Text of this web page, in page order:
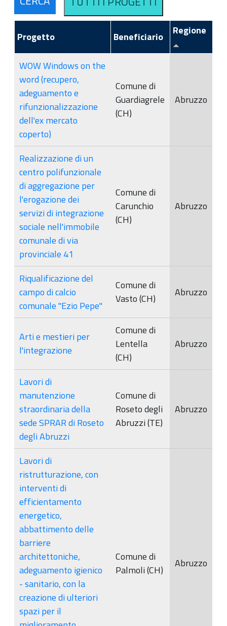
Progetto Beneficiario Regione
WOW Windows on the
word (recupero,
adeguamento e
rifunzionalizzazione
dell'ex mercato
coperto)
Comune di
Guardiagrele
(CH)
Abruzzo
Realizzazione di un
centro polifunzionale
di aggregazione per
l'erogazione dei
servizi di integrazione
sociale nell'immobile
comunale di via
provinciale 41
Comune di
Carunchio
(CH)
Abruzzo
Riqualificazione del
campo di calcio
comunale "Ezio Pepe"
Comune di
Vasto (CH)
Abruzzo
Arti e mestieri per
l'integrazione
Comune di
Lentella
(CH)
Abruzzo
Lavori di
manutenzione
straordinaria della
sede SPRAR di Roseto
degli Abruzzi
Comune di
Roseto degli
Abruzzi (TE)
Abruzzo
Lavori di
ristrutturazione, con
interventi di
efficientamento
energetico,
abbattimento delle
barriere
architettoniche,
adeguamento igienico
- sanitario, con la
creazione di ulteriori
spazi per il
Comune di
Palmoli (CH)
Abruzzo